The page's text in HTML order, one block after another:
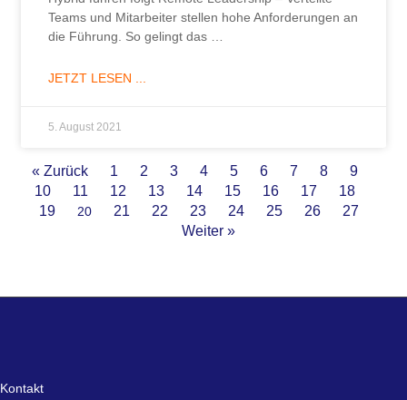
Teams und Mitarbeiter stellen hohe Anforderungen an
die Führung. So gelingt das …
JETZT LESEN ...
5. August 2021
« Zurück 1 2 3 4 5 6 7 8
9
10
11 12 13 14 15 16 17
18
19
20 21 22 23 24 25 26
27
Weiter »
Kontakt